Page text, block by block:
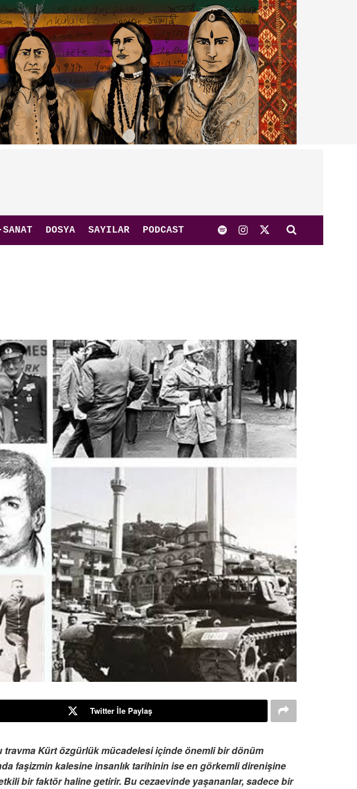
DOSYA SAYILAR PODCAST
Twitter İle Paylaş
travma Kürt özgürlük mücadelesi içinde önemli bir dönüm
faşizmin kalesine insanlık tarihinin ise en görkemli direnişine
bir faktör haline getirir. Bu cezaevinde yaşananlar, sadece bir